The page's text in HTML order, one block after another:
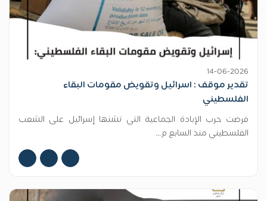
14-06-2026
تقدير موقف : اسرائيل وتقويض مقومات البقاء
الفلسطيني
فرضت حرب الإبادة الجماعية التي تشنها إسرائيل على الشعب
الفلسطيني منذ السابع م...